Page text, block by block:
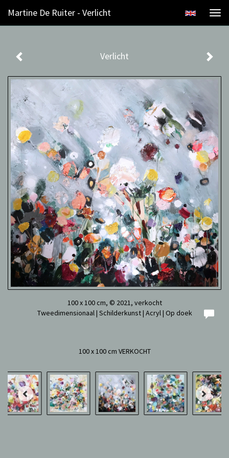
Martine De Ruiter - Verlicht
Verlicht
100 x 100 cm, © 2021, verkocht
Tweedimensionaal | Schilderkunst | Acryl | Op doek
100 x 100 cm VERKOCHT